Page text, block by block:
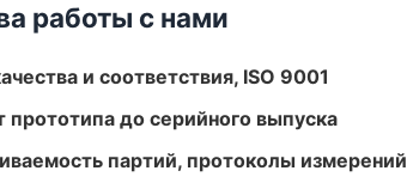
работы с нами
и соответствия, ISO 9001
до серийного выпуска
партий, протоколы измерений